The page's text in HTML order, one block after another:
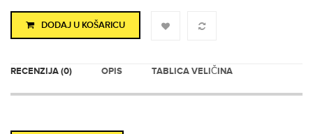
DODAJ U KOŠARICU
RECENZIJA (0) OPIS TABLICA VELIČINA